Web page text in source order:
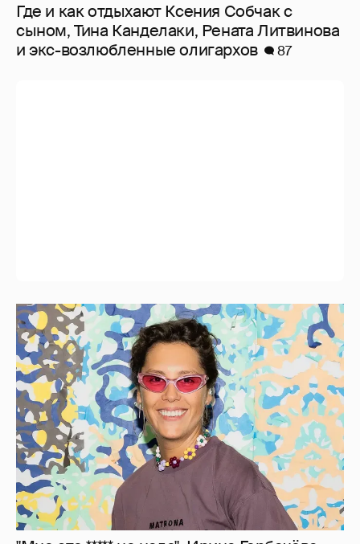
Где и как отдыхают Ксения Собчак с
сыном, Тина Канделаки, Рената Литвинова
и экс-возлюбленные олигархов
87